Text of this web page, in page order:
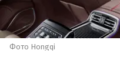
Фото Hongqi